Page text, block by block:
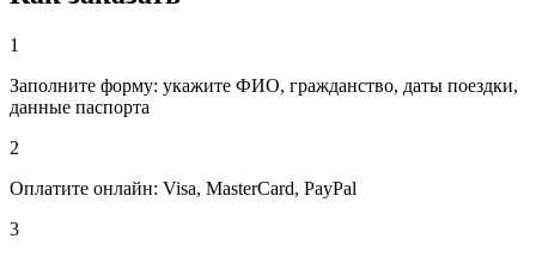
1
Заполните форму: укажите ФИО, гражданство, даты поездки,
данные паспорта
2
Оплатите онлайн: Visa, MasterCard, PayPal
3